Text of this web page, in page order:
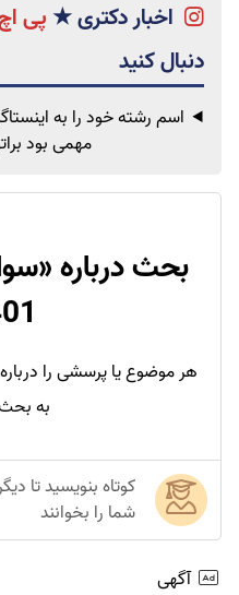
اخبار دکتری★پی
اسم رشته خود را به
مهمیبود
بحث درباره «
هر موضوع یا پرسشی را
به
کوتاه بنویسید تا
شما را بخوانند
آگهی